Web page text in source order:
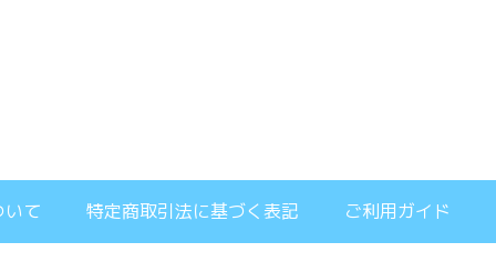
て 特定商取引法に基づく表記 ご利用ガイド